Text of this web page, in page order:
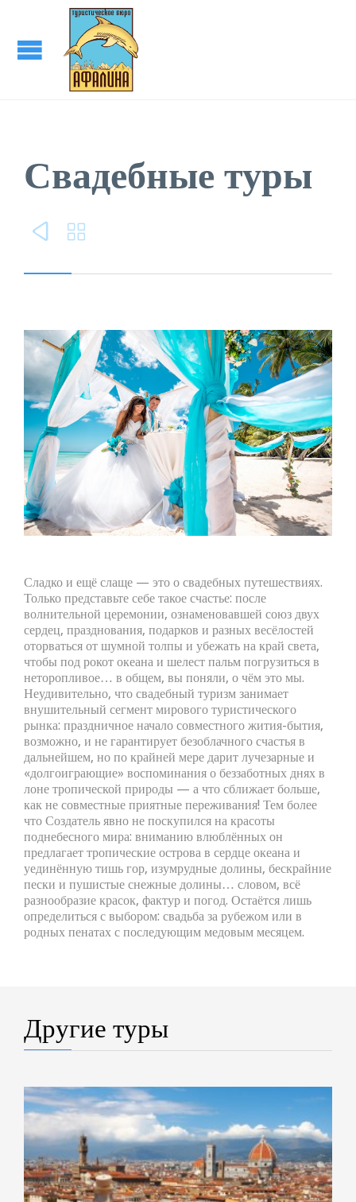
Свадебные туры
 
Сладко и ещё слаще — это о свадебных путешествиях.
Только представьте себе такое счастье: после
волнительной церемонии, ознаменовавшей союз двух
сердец, празднования, подарков и разных весёлостей
оторваться от шумной толпы и убежать на край света,
чтобы под рокот океана и шелест пальм погрузиться в
неторопливое… в общем, вы поняли, о чём это мы.
Неудивительно, что свадебный туризм занимает
внушительный сегмент мирового туристического
рынка: праздничное начало совместного жития-бытия,
возможно, и не гарантирует безоблачного счастья в
дальнейшем, но по крайней мере дарит лучезарные и
«долгоиграющие» воспоминания о беззаботных днях в
лоне тропической природы — а что сближает больше,
как не совместные приятные переживания! Тем более
что Создатель явно не поскупился на красоты
поднебесного мира: вниманию влюблённых он
предлагает тропические острова в сердце океана и
уединённую тишь гор, изумрудные долины, бескрайние
пески и пушистые снежные долины… словом, всё
разнообразие красок, фактур и погод. Остаётся лишь
определиться с выбором: свадьба за рубежом или в
родных пенатах с последующим медовым месяцем.
Другие туры